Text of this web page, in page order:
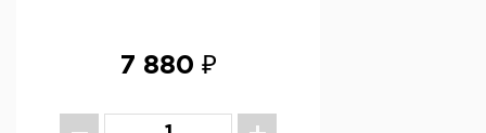
7 880 ₽